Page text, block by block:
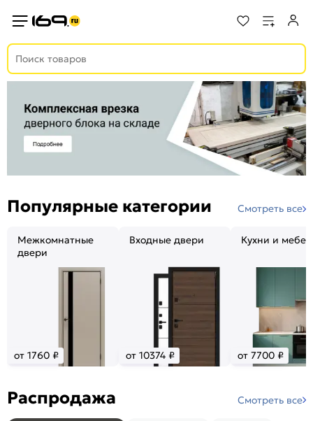
Популярные категории Смотреть все
Межкомнатные
двери
от 1760 ₽
Входные двери
от 10374 ₽
Кухни и
от 7700 ₽
Распродажа Смотреть все